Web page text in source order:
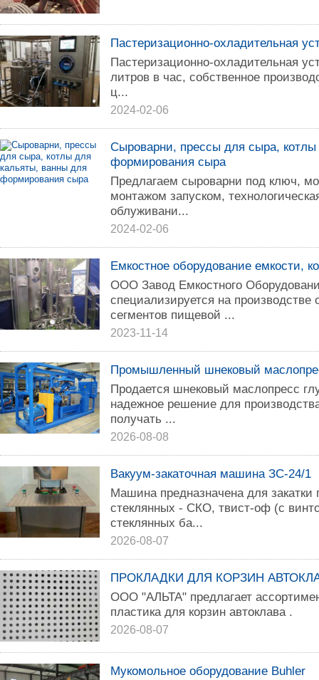
Пастеризационно-охладительная
Пастеризационно-охладительная
литров в час, собственное
ц...
2024-02-06
Сыроварни, прессы для сыра,
формирования сыра
Предлагаем сыроварни под ключ,
монтажом запуском,
облуживани...
2024-02-06
Емкостное оборудование емкости,
ООО Завод Емкостного
специализируется на
сегментов пищевой ...
2023-11-14
Промышленный шнековый
Продается шнековый маслопресс
надежное решение для
получать ...
2026-08-08
Вакуум-закаточная машина ЗС-24/1
Машина предназначена для
стеклянных - СКО, твист-оф (с
стеклянных ба...
2026-08-07
ПРОКЛАДКИ ДЛЯ КОРЗИН
ООО "АЛЬТА" предлагает
пластика для корзин автоклава .
2026-08-07
Мукомольное оборудование Buhler